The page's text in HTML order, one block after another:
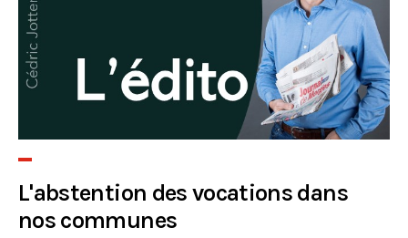
L'abstention des vocations dans
nos communes